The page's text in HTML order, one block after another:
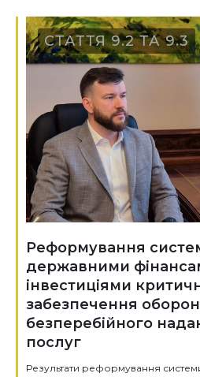
СТАТТЯ 9.2 ТА 9.3
Реформування
державними
інвестиціями
забезпечення
безперебійного
послуг
Результати реформування